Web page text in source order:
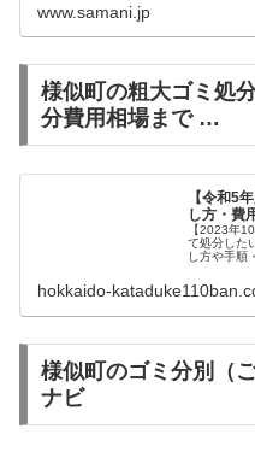
www.samani.jp
様似町の粗大ゴミ処
分費用相場まで …
【令和5
し方・費
【2023年
て処分した
し方や手順
hokkaido-
様似町のゴミ分別（
ナビ